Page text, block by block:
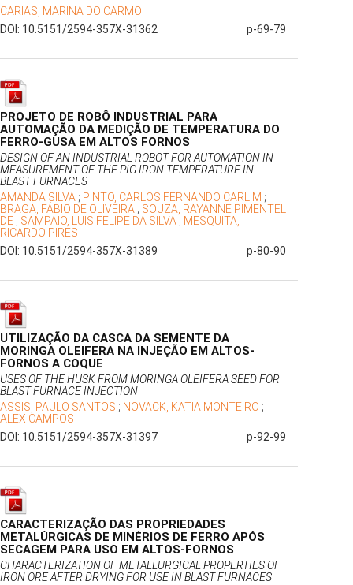
CARIAS, MARINA DO CARMO
DOI: 10.5151/2594-357X-31362
p-69-79
PROJETO DE ROBÔ INDUSTRIAL PARA
AUTOMAÇÃO DA MEDIÇÃO DE TEMPERATURA DO
FERRO-GUSA EM ALTOS FORNOS
DESIGN OF AN INDUSTRIAL ROBOT FOR AUTOMATION IN
MEASUREMENT OF THE PIG IRON TEMPERATURE IN
BLAST FURNACES
AMANDA SILVA ; PINTO, CARLOS FERNANDO CARLIM ;
BRAGA, FÁBIO DE OLIVEIRA ; SOUZA, RAYANNE PIMENTEL
DE ; SAMPAIO, LUIS FELIPE DA SILVA ; MESQUITA,
RICARDO PIRES
DOI: 10.5151/2594-357X-31389
p-80-90
UTILIZAÇÃO DA CASCA DA SEMENTE DA
MORINGA OLEIFERA NA INJEÇÃO EM ALTOS-
FORNOS A COQUE
USES OF THE HUSK FROM MORINGA OLEIFERA SEED FOR
BLAST FURNACE INJECTION
ASSIS, PAULO SANTOS ; NOVACK, KATIA MONTEIRO ;
ALEX CAMPOS
DOI: 10.5151/2594-357X-31397
p-92-99
CARACTERIZAÇÃO DAS PROPRIEDADES
METALÚRGICAS DE MINÉRIOS DE FERRO APÓS
SECAGEM PARA USO EM ALTOS-FORNOS
CHARACTERIZATION OF METALLURGICAL PROPERTIES OF
IRON ORE AFTER DRYING FOR USE IN BLAST FURNACES